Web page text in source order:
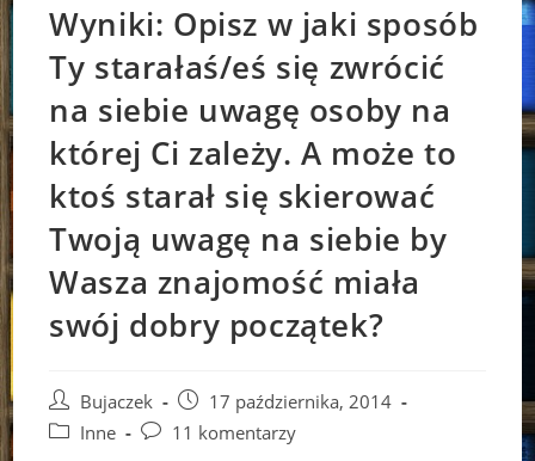
Wyniki: Opisz w jaki sposób
Ty starałaś/eś się zwrócić
na siebie uwagę osoby na
której Ci zależy. A może to
ktoś starał się skierować
Twoją uwagę na siebie by
Wasza znajomość miała
swój dobry początek?
Post
author:
Bujaczek
Post
published:
17 października, 2014
PostInne
Post11 komentarzy